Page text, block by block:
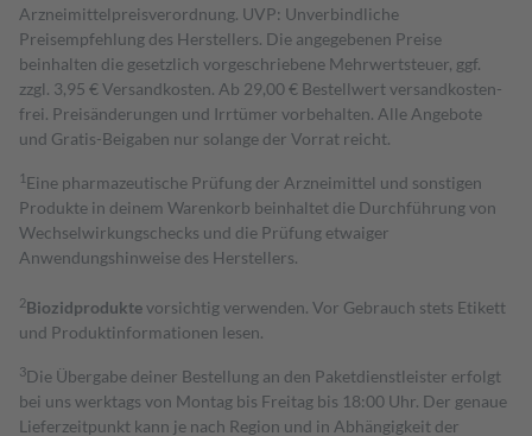
Arzneimittelpreisverordnung. UVP: Unverbindliche
Preisempfehlung des Herstellers. Die angegebenen Preise
beinhalten die gesetzlich vorgeschriebene Mehrwertsteuer, ggf.
zzgl. 3,95 € Versandkosten. Ab 29,00 € Bestell­wert versand­kosten­
frei. Preisänderungen und Irrtümer vorbehalten. Alle Angebote
und Gratis-Beigaben nur solange der Vorrat reicht.
1 Eine pharmazeutische Prüfung der Arzneimittel und sonstigen
Produkte in deinem Warenkorb beinhaltet die Durchführung von
Wechselwirkungschecks und die Prüfung etwaiger
Anwendungshinweise des Herstellers.
2Biozidproduktevorsichtig verwenden. Vor Gebrauch stets Etikett
und Produktinformationen lesen.
3Die Übergabe deiner Bestellung an den Paketdienstleister erfolgt
bei uns werktags von Montag bis Freitag bis 18:00 Uhr. Der genaue
Lieferzeitpunkt kann je nach Region und in Abhängigkeit der